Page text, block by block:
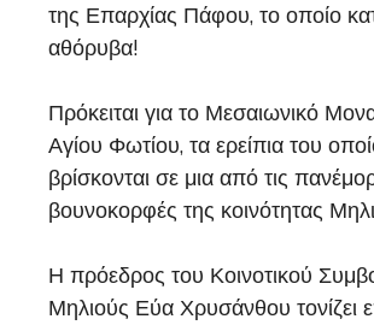
της Επαρχίας Πάφου, το οποίο
αθόρυβα!
Πρόκειται για το Μεσαιωνικό
Αγίου Φωτίου, τα ερείπια του
βρίσκονται σε μια από τις
βουνοκορφές της κοινότητας
Η πρόεδρος του Κοινοτικού
Μηλιούς Εύα Χρυσάνθου τονίζει